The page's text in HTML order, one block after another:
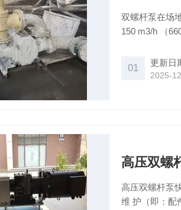
双螺杆泵在场
150 m3/h （
01 更新日
2025-
高压双螺
高压双螺杆泵
维 护（即：配